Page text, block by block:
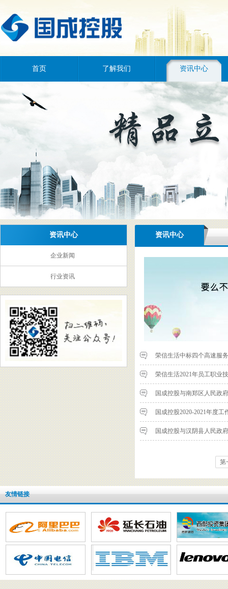
首页 了解我们 资讯中心
资讯中心
企业新闻
行业资讯
资讯中心
荣信生活中标四个高速服
荣信生活2021年员工职业
国成控股与南郑区人民政
国成控股2020-2021年度工
国成控股与汉阴县人民政
第
友情链接